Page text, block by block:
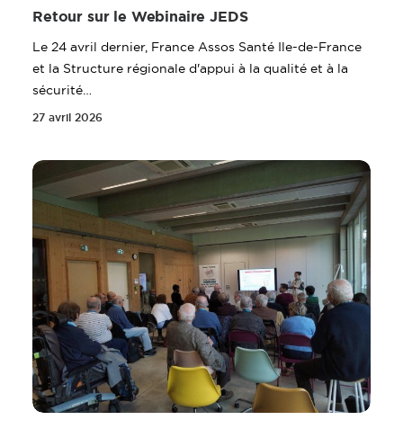
Retour sur le Webinaire JEDS
Le 24 avril dernier, France Assos Santé Ile-de-France
et la Structure régionale d'appui à la qualité et à la
sécurité…
27 avril 2026